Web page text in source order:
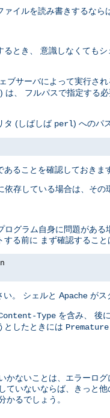
イルを読み書きするな
とき、 意識しなくても
ブサーバによって実行さ
は、 フルパスで指定する
タ (しばしば perl) へのパ
ることを確認しておきま
依存している場合は、その
グラム自身に問題があ
る前に まず確認するこ
。 シェルと Apache が
Type を含み、 後
としたときには
かないことは、エラーロ
ていないならば、きっと
かるでしょう。